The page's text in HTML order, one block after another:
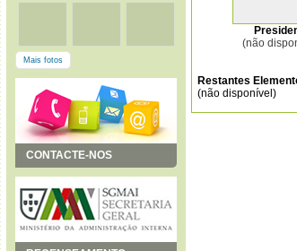
Mais fotos
CONTACTE-NOS
(não
Restantes
(não disponível)